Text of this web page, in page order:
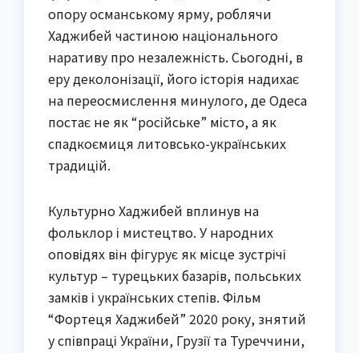
опору османському ярму, роблячи
Хаджибей частиною національного
наративу про незалежність. Сьогодні, в
еру деколонізації, його історія надихає
на переосмислення минулого, де Одеса
постає не як “російське” місто, а як
спадкоємиця литовсько-українських
традицій.
Культурно Хаджибей вплинув на
фольклор і мистецтво. У народних
оповідях він фігурує як місце зустрічі
культур – турецьких базарів, польських
замків і українських степів. Фільм
“Фортеця Хаджибей” 2020 року, знятий
у співпраці України, Грузії та Туреччини,